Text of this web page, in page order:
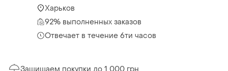
Харьков
92% выполненных заказов
Отвечает в течение 6ти часов